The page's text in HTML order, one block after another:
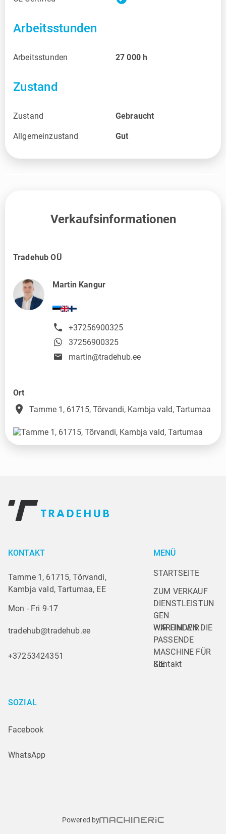
Arbeitsstunden
Arbeitsstunden 27 000h
Zustand
Zustand Gebraucht
Allgemeinzustand Gut
Verkaufsinformationen
Tradehub OÜ
Martin Kangur
+37256900325
37256900325
martin@tradehub.ee
Ort
place Tamme 1, 61715, Tõrvandi, Kambja vald, Tartumaa
KONTAKT
Tamme 1, 61715, Tõrvandi,
Kambja vald, Tartumaa, EE
Mon - Fri 9-17
tradehub@tradehub.ee
+37253424351
MENÜ
STARTSEITE
ZUM VERKAUF
DIENSTLEISTUN
GEN
WARUM WIR
WIR FINDEN DIE
PASSENDE
MASCHINE FÜR
SIE
Kontakt
SOZIAL
Facebook
WhatsApp
Powered by